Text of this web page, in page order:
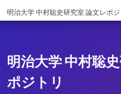
明治大学 中村聡史研究室 論文レポジ
明治大学 中村聡
ポジトリ